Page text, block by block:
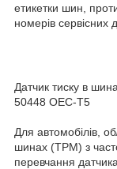
етикетки шин,
номерів сервісних
Датчик тиску в
50448 OEC-T5
Для автомобілів,
шинах (TPM) з
перевчання